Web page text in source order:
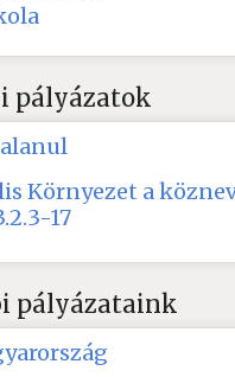
pályázatok
Környezet a
17
pályázataink